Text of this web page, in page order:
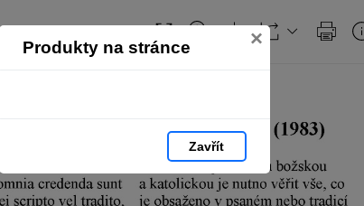
Produkty na stránce ×
Zavřít